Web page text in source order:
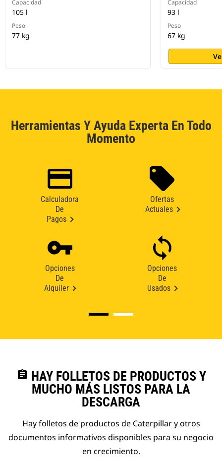
Capacidad
105 l
Peso
77 kg
Capacidad
93 l
Peso
67 kg
Herramientas Y Ayuda Experta En Todo
Momento
Calculadora
De
Pagos
Ofertas
Actuales
Opciones
De
Alquiler
Opciones
De
Usados
assignment HAY FOLLETOS DE PRODUCTOS Y
MUCHO MÁS LISTOS PARA LA
DESCARGA
Hay folletos de productos de Caterpillar y otros
documentos informativos disponibles para su negocio
en crecimiento.